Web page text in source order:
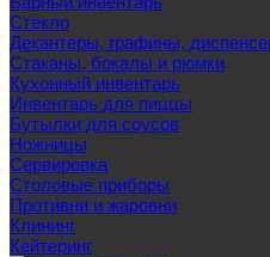
Стекло
Декантеры, графины,
Стаканы, бокалы и рюмки
Кухонный инвентарь
Инвентарь для пиццы
Бутылки для соусов
Ножницы
Сервировка
Столовые приборы
Противни и жаровни
Клининг
Кейтеринг